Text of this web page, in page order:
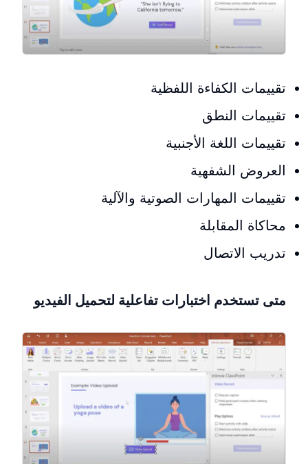
تقييمات الكفاءة اللفظية
تقييمات النطق
تقييمات اللغة الأجنبية
العروض الشفهية
تقييمات المهارات الصوتية والآلية
محاكاة المقابلة
تدريب الاتصال
متى تستخدم اختبارات تفاعلية لتحميل الفيديو